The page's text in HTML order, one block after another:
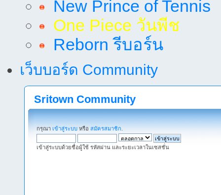
New Prince of Tennis
One Piece วันพีช
Reborn รีบอร์น
เว็บบอร์ด Community
Sritown Community
กรุณา เข้าสู่ระบบ หรือ สมัครสมาชิก
เข้าสู่ระบบด้วยชื่อผู้ใช้ รหัสผ่าน และระยะเวลาในเซสชั่น